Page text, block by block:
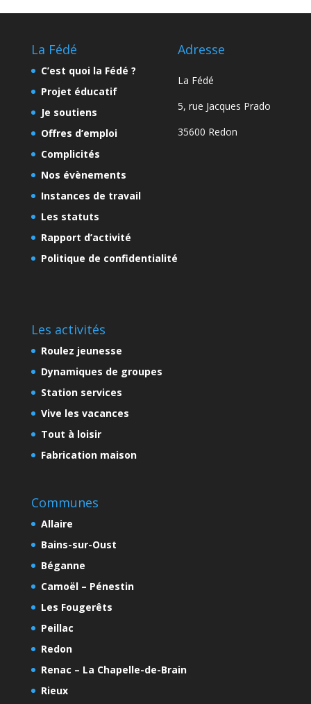
La Fédé
C’est quoi la Fédé ?
Projet éducatif
Je soutiens
Offres d’emploi
Complicités
Nos évènements
Instances de travail
Les statuts
Rapport d’activité
Politique de confidentialité
Adresse
La Fédé
5, rue Jacques Prado
35600 Redon
Les activités
Roulez jeunesse
Dynamiques de groupes
Station services
Vive les vacances
Tout à loisir
Fabrication maison
Communes
Allaire
Bains-sur-Oust
Béganne
Camoël – Pénestin
Les Fougerêts
Peillac
Redon
Renac – La Chapelle-de-Brain
Rieux